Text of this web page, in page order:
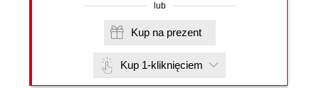
lub
Kup na prezent
Kup 1-kliknięciem